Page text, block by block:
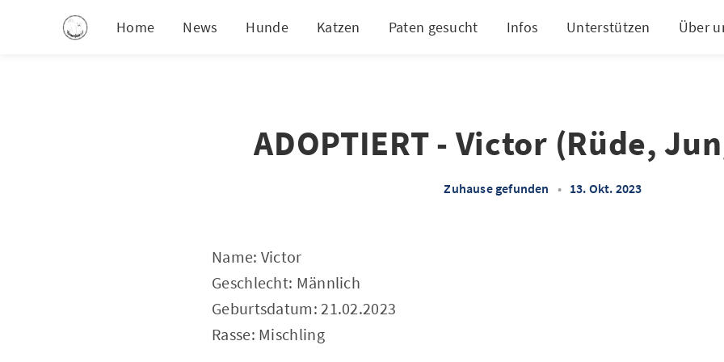
Home News Hunde Katzen Paten gesucht Infos Unterstützen Über
ADOPTIERT - Victor (Rüde,
Zuhause gefunden • 13. Okt. 2023
Name: Victor
Geschlecht: Männlich
Geburtsdatum: 21.02.2023
Rasse: Mischling